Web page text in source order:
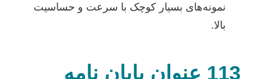
نمونه‌های بسیار کوچک با سرعت و حساسیت
بالا.
113 عنوان پایان نامه